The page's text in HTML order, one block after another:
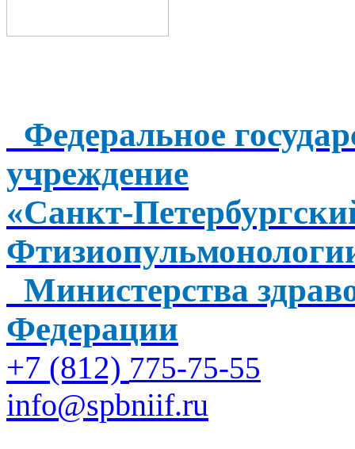
Федеральное
учреждение
«Санкт-
Министерства
Федерации
+7 (812) 775-75-55
info@spbniif.ru